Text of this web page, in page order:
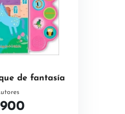
de fantasía